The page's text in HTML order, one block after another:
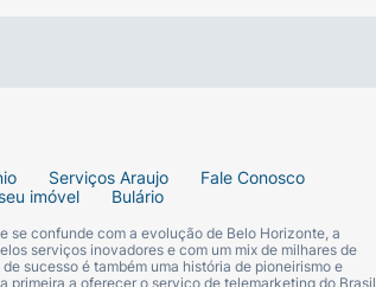
Serviços Araujo
Fale Conosco
imóvel Bulário
se confunde com a evolução de Belo Horizonte, a
serviços inovadores e com um mix de milhares de
sucesso é também uma história de pioneirismo e
primeira a oferecer o serviço de telemarketing do Brasil